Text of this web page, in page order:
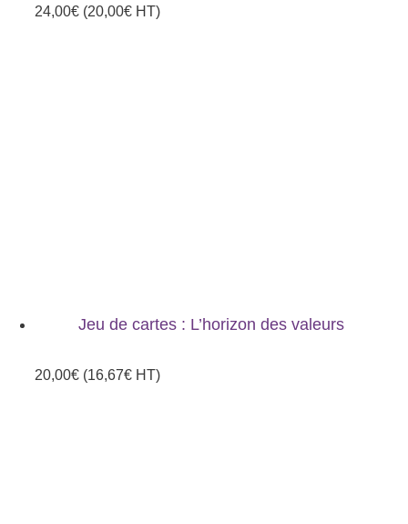
24,00€ (20,00€ HT)
Jeu de cartes : L’horizon des valeurs
20,00€ (16,67€ HT)